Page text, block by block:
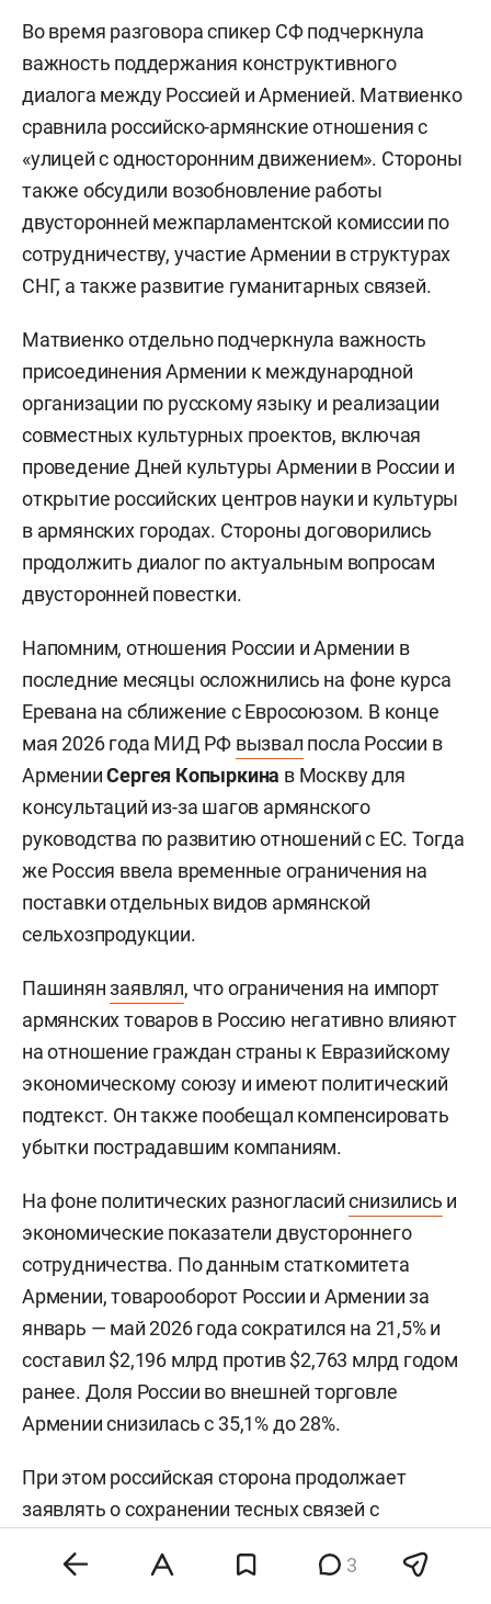
Во время разговора спикер СФ подчеркнула
важность поддержания конструктивного
диалога между Россией и Арменией. Матвиенко
сравнила российско-армянские отношения с
«улицей с односторонним движением». Стороны
также обсудили возобновление работы
двусторонней межпарламентской комиссии по
сотрудничеству, участие Армении в структурах
СНГ, а также развитие гуманитарных связей.
Матвиенко отдельно подчеркнула важность
присоединения Армении к международной
организации по русскому языку и реализации
совместных культурных проектов, включая
проведение Дней культуры Армении в России и
открытие российских центров науки и культуры
в армянских городах. Стороны договорились
продолжить диалог по актуальным вопросам
двусторонней повестки.
Напомним, отношения России и Армении в
последние месяцы осложнились на фоне курса
Еревана на сближение с Евросоюзом. В конце
мая 2026 года МИД РФ вызвал посла России в
АрменииСергея Копыркина в Москву для
консультаций из-за шагов армянского
руководства по развитию отношений с ЕС. Тогда
же Россия ввела временные ограничения на
поставки отдельных видов армянской
сельхозпродукции.
Пашинянзаявлял, что ограничения на импорт
армянских товаров в Россию негативно влияют
на отношение граждан страны к Евразийскому
экономическому союзу и имеют политический
подтекст. Он также пообещал компенсировать
убытки пострадавшим компаниям.
На фоне политических разногласийснизились и
экономические показатели двустороннего
сотрудничества. По данным статкомитета
Армении, товарооборот России и Армении за
январь — май 2026 года сократился на 21,5% и
составил $2,196 млрд против $2,763 млрд годом
ранее. Доля России во внешней торговле
Армении снизилась с 35,1% до 28%.
При этом российская сторона продолжает
заявлять о сохранении тесных связей с
ранееотмечал, что Москва «с пониманием
3